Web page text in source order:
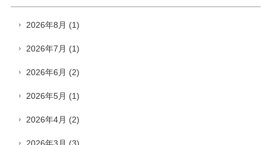
2026年8月 (1)
2026年7月 (1)
2026年6月 (2)
2026年5月 (1)
2026年4月 (2)